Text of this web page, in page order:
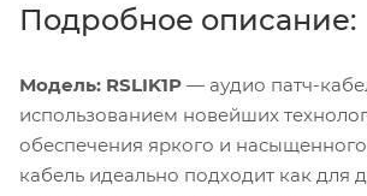
Подробное описание:
Модель: RSLIK1P — аудио патч-
использованием новейших
обеспечения яркого и насыщенного
кабель идеально подходит как для